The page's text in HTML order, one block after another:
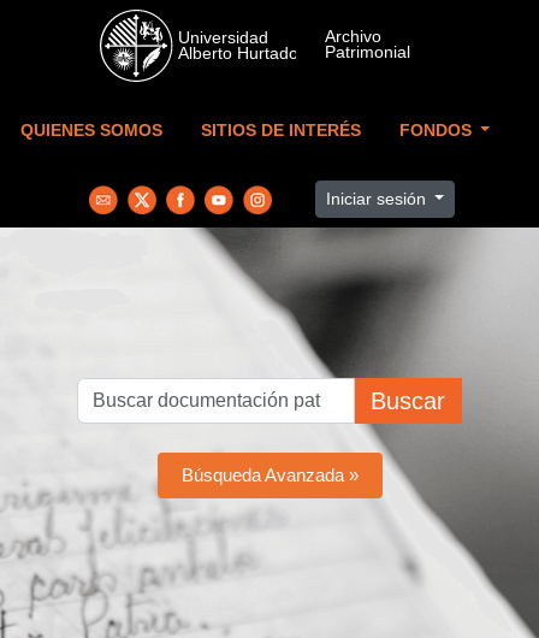
Skip to main content
QUIENES SOMOS SITIOS DE INTERÉS FONDOS
Iniciar sesión
Buscar
Búsqueda Avanzada »